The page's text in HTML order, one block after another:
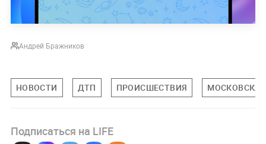
Андрей Бражников
НОВОСТИ ДТП ПРОИСШЕСТВИЯ
Подписаться на LIFE